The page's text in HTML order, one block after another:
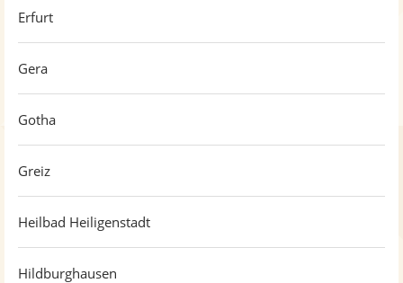
Erfurt
Gera
Gotha
Greiz
Heilbad Heiligenstadt
Hildburghausen